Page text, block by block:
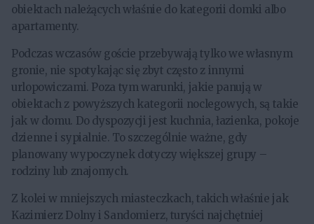
obiektach należących właśnie do kategorii domki albo
apartamenty.
Podczas wczasów goście przebywają tylko we własnym
gronie, nie spotykając się zbyt często z innymi
urlopowiczami. Poza tym warunki, jakie panują w
obiektach z powyższych kategorii noclegowych, są takie
jak w domu. Do dyspozycji jest kuchnia, łazienka, pokoje
dzienne i sypialnie. To szczególnie ważne, gdy
planowany wypoczynek dotyczy większej grupy –
rodziny lub znajomych.
Z kolei w mniejszych miasteczkach, takich właśnie jak
Kazimierz Dolny i Sandomierz, turyści najchętniej